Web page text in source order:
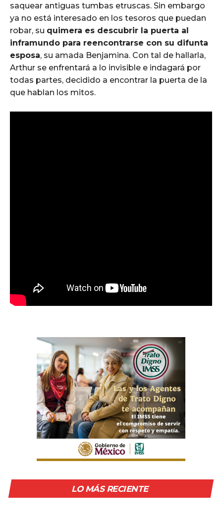
saquear antiguas tumbas etruscas. Sin embargo
ya no está interesado en los tesoros que puedan
robar, su quimera es descubrir la puerta al
inframundo para reencontrarse con su difunta
esposa, su amada Benjamina. Con tal de hallarla,
Arthur se enfrentará a lo invisible e indagará por
todas partes, decidido a encontrar la puerta de la
que hablan los mitos.
LO MÁS RECIENTE